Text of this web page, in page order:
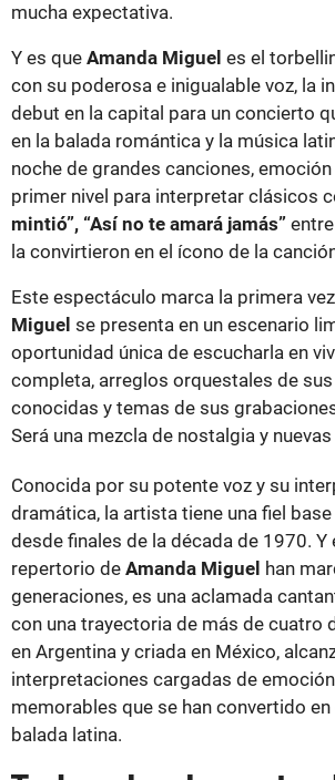
mucha expectativa.
Y es que Amanda Miguel es el
con su poderosa e inigualable voz, la
debut en la capital para un concierto
en la balada romántica y la música
noche de grandes canciones,
primer nivel para interpretar clásicos
mintió”, “Así no te amará jamás”
la convirtieron en el ícono de la
Este espectáculo marca la primera
Miguel se presenta en un escenario
oportunidad única de escucharla en
completa, arreglos orquestales de
conocidas y temas de sus
Será una mezcla de nostalgia y
Conocida por su potente voz y su
dramática, la artista tiene una fiel
desde finales de la década de 1970. Y
repertorio de Amanda Miguel han
generaciones, es una aclamada
con una trayectoria de más de cuatro
en Argentina y criada en México,
interpretaciones cargadas de
memorables que se han convertido
balada latina.